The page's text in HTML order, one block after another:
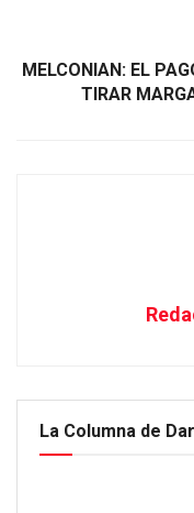
MELCONIAN: EL
TIRAR
La Columna de